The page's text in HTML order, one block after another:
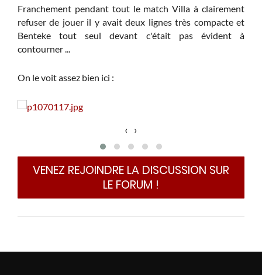
Franchement pendant tout le match Villa à clairement
refuser de jouer il y avait deux lignes très compacte et
Benteke tout seul devant c'était pas évident à
contourner ...
On le voit assez bien ici :
‹ ›
VENEZ REJOINDRE LA DISCUSSION SUR
LE FORUM !